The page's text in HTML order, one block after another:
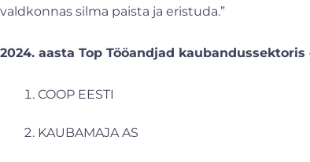
valdkonnas silma paista ja eristuda.”
2024. aasta Top Tööandjad kaubandussektoris
COOP EESTI
KAUBAMAJA AS